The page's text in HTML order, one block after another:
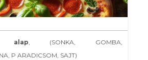
alap, (SONKA, GOMBA,
P ARADICSOM, SAJT)